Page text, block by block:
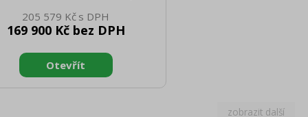
Šířka brutto [mm]: 830 Hloubka
[mm]: 970 Výška brutto [mm]:
spotřebiče: Plynové zařízení
typ zařízení: S podestavbou
elektrický [kW]: 18.000 Výkon
205 579 Kč
169 900 Kč bez DPH